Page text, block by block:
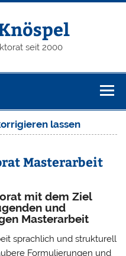
seit 2000
lassen
Masterarbeit
mit dem Ziel
und
Masterarbeit
sprachlich und strukturell
Formulierungen und